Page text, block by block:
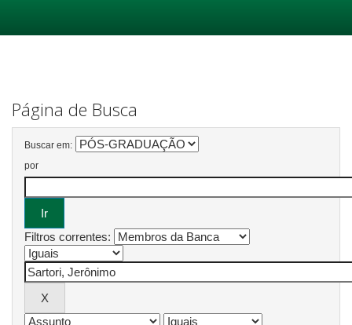
Página de Busca
Buscar em:
por
Filtros correntes: